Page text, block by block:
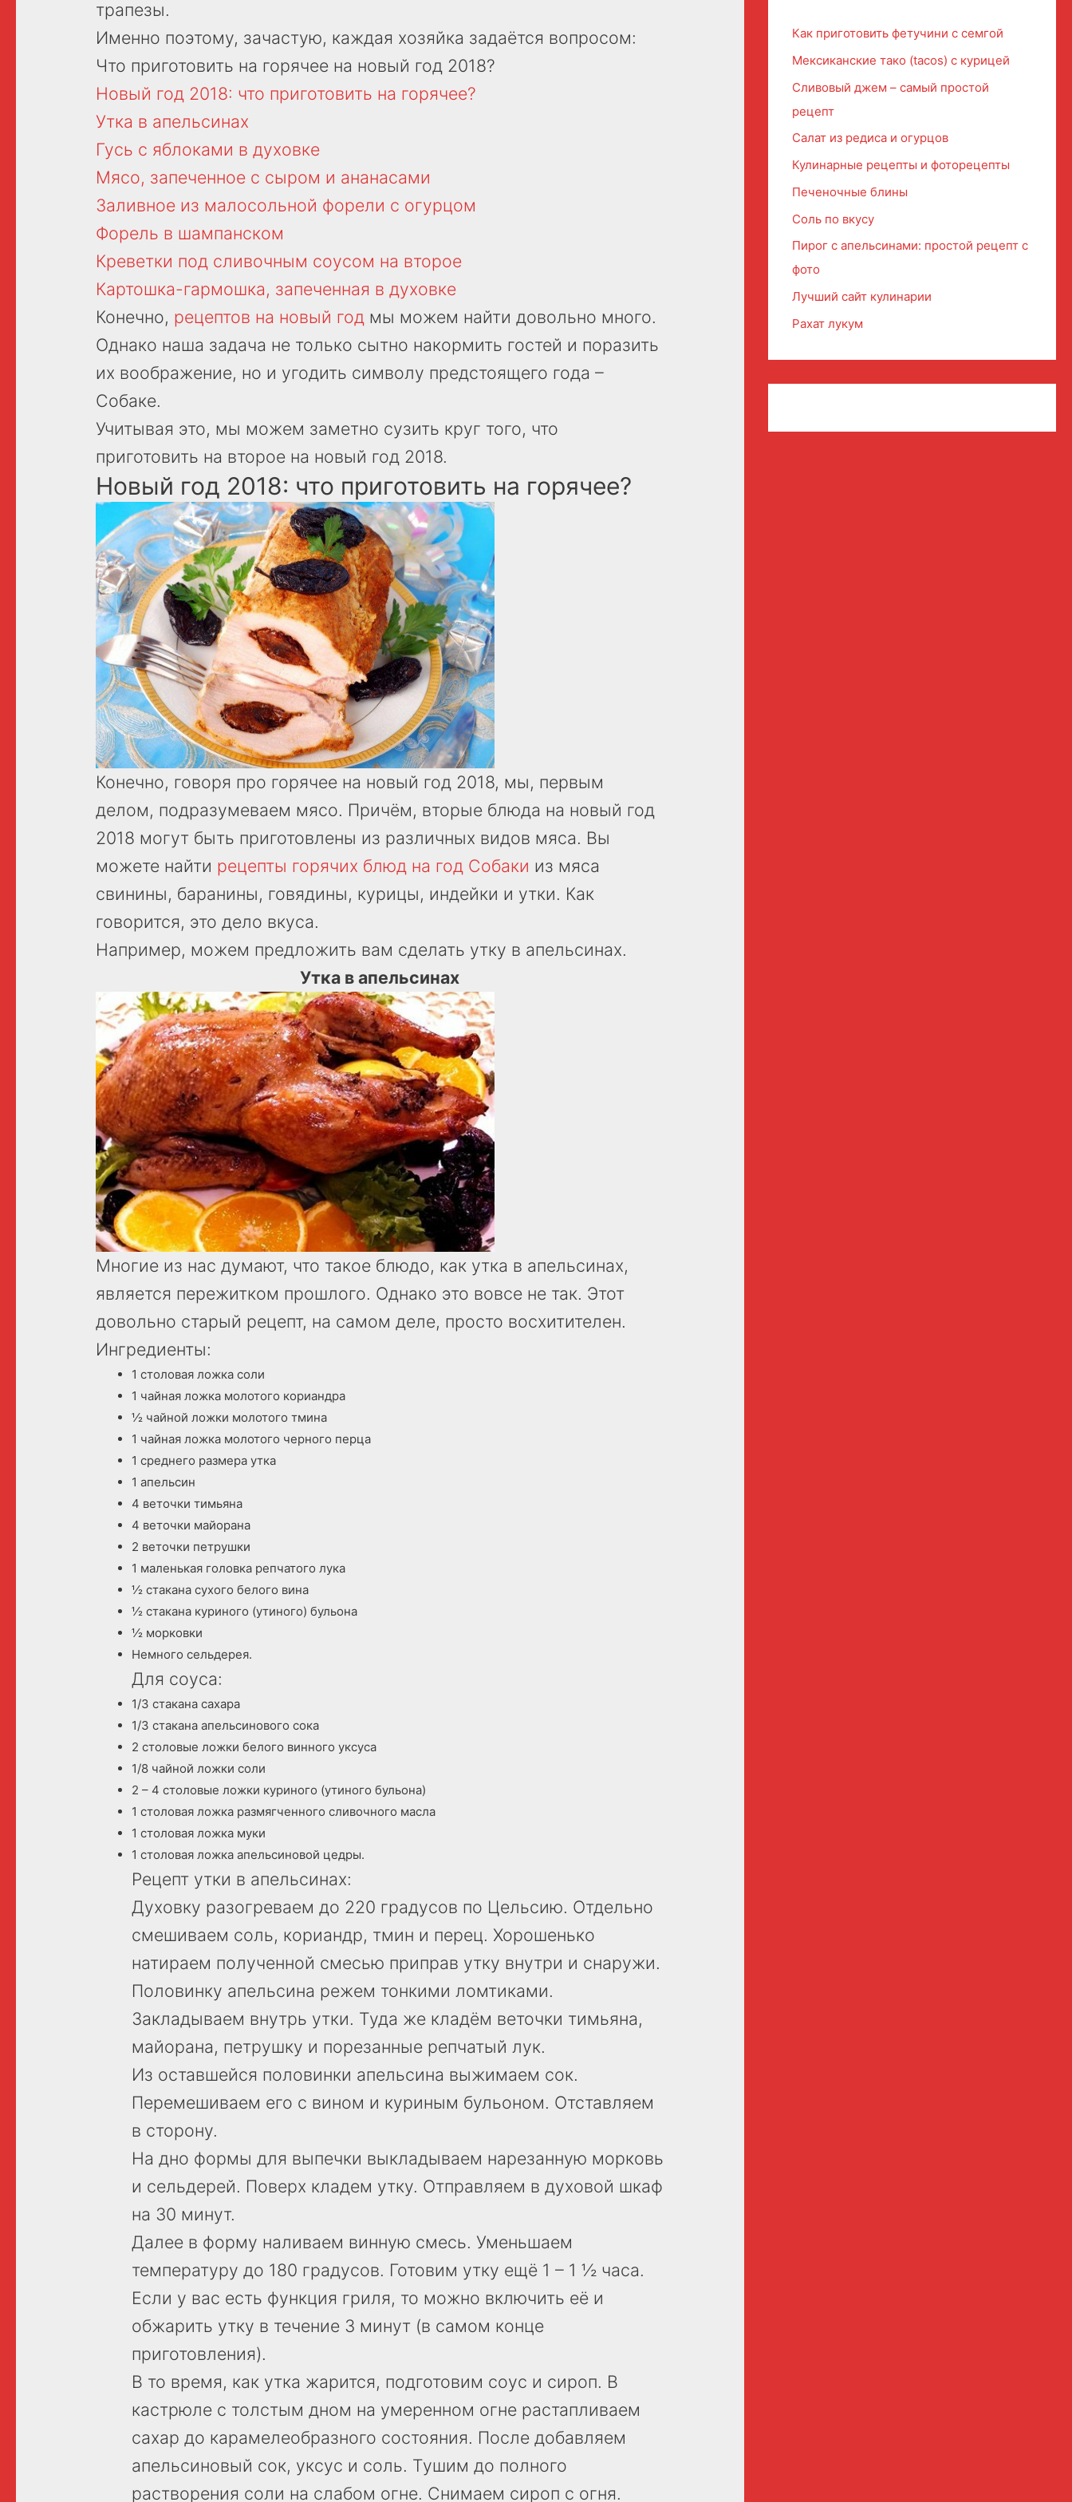
трапезы.
Именно поэтому, зачастую, каждая хозяйка задаётся вопросом:
Что приготовить на горячее на новый год 2018?
Новый год 2018: что приготовить на горячее?
Утка в апельсинах
Гусь с яблоками в духовке
Мясо, запеченное с сыром и ананасами
Заливное из малосольной форели с огурцом
Форель в шампанском
Креветки под сливочным соусом на второе
Картошка-гармошка, запеченная в духовке
Конечно, рецептов на новый год мы можем найти довольно много.
Однако наша задача не только сытно накормить гостей и поразить
их воображение, но и угодить символу предстоящего года –
Собаке.
Учитывая это, мы можем заметно сузить круг того, что
приготовить на второе на новый год 2018.
Новый год 2018: что приготовить на горячее?
Конечно, говоря про горячее на новый год 2018, мы, первым
делом, подразумеваем мясо. Причём, вторые блюда на новый год
2018 могут быть приготовлены из различных видов мяса. Вы
можете найти рецепты горячих блюд на год Собаки из мяса
свинины, баранины, говядины, курицы, индейки и утки. Как
говорится, это дело вкуса.
Например, можем предложить вам сделать утку в апельсинах.
Утка в апельсинах
Многие из нас думают, что такое блюдо, как утка в апельсинах,
является пережитком прошлого. Однако это вовсе не так. Этот
довольно старый рецепт, на самом деле, просто восхитителен.
Ингредиенты:
1 столовая ложка соли
1 чайная ложка молотого кориандра
½ чайной ложки молотого тмина
1 чайная ложка молотого черного перца
1 среднего размера утка
1 апельсин
4 веточки тимьяна
4 веточки майорана
2 веточки петрушки
1 маленькая головка репчатого лука
½ стакана сухого белого вина
½ стакана куриного (утиного) бульона
½ морковки
Немного сельдерея.
Для соуса:
1/3 стакана сахара
1/3 стакана апельсинового сока
2 столовые ложки белого винного уксуса
1/8 чайной ложки соли
2 – 4 столовые ложки куриного (утиного бульона)
1 столовая ложка размягченного сливочного масла
1 столовая ложка муки
1 столовая ложка апельсиновой цедры.
Рецепт утки в апельсинах:
Духовку разогреваем до 220 градусов по Цельсию. Отдельно
смешиваем соль, кориандр, тмин и перец. Хорошенько
натираем полученной смесью приправ утку внутри и снаружи.
Половинку апельсина режем тонкими ломтиками.
Закладываем внутрь утки. Туда же кладём веточки тимьяна,
майорана, петрушку и порезанные репчатый лук.
Из оставшейся половинки апельсина выжимаем сок.
Перемешиваем его с вином и куриным бульоном. Отставляем
в сторону.
На дно формы для выпечки выкладываем нарезанную морковь
и сельдерей. Поверх кладем утку. Отправляем в духовой шкаф
на 30 минут.
Далее в форму наливаем винную смесь. Уменьшаем
температуру до 180 градусов. Готовим утку ещё 1 – 1 ½ часа.
Если у вас есть функция гриля, то можно включить её и
обжарить утку в течение 3 минут (в самом конце
приготовления).
В то время, как утка жарится, подготовим соус и сироп. В
кастрюле с толстым дном на умеренном огне растапливаем
сахар до карамелеобразного состояния. После добавляем
апельсиновый сок, уксус и соль. Тушим до полного
растворения соли на слабом огне. Снимаем сироп с огня.
Как приготовить фетучини с семгой
Мексиканские тако (tacos) с курицей
Сливовый джем – самый простой
рецепт
Салат из редиса и огурцов
Кулинарные рецепты и фоторецепты
Печеночные блины
Соль по вкусу
Пирог с апельсинами: простой рецепт с
фото
Лучший сайт кулинарии
Рахат лукум